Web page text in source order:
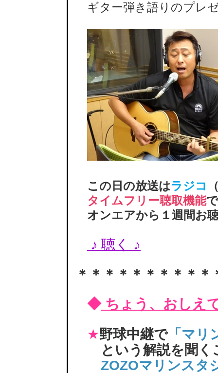
ギター弾き語りのプレ
この日の放送はラジコ
タイムフリー聴取機能で
オンエアから１週間お
♪ 聴く ♪
＊＊＊＊＊＊＊＊＊
◆ちょう、おしえ
★野球中継で「マリ
という解説を聞く
ZOZOマリンスタ